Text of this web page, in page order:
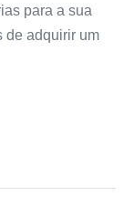
para a sua
de adquirir um